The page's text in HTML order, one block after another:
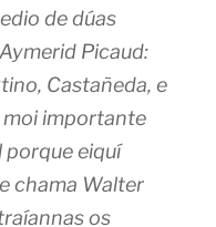
de dúas
Picaud:
Castañeda, e
moi importante
porque eiquí
chama Walter
os